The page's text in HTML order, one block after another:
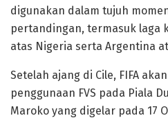
digunakan dalam tujuh
pertandingan, termasuk laga
atas Nigeria serta Argentina
Setelah ajang di Cile, FIFA
penggunaan FVS pada Piala
Maroko yang digelar pada 17